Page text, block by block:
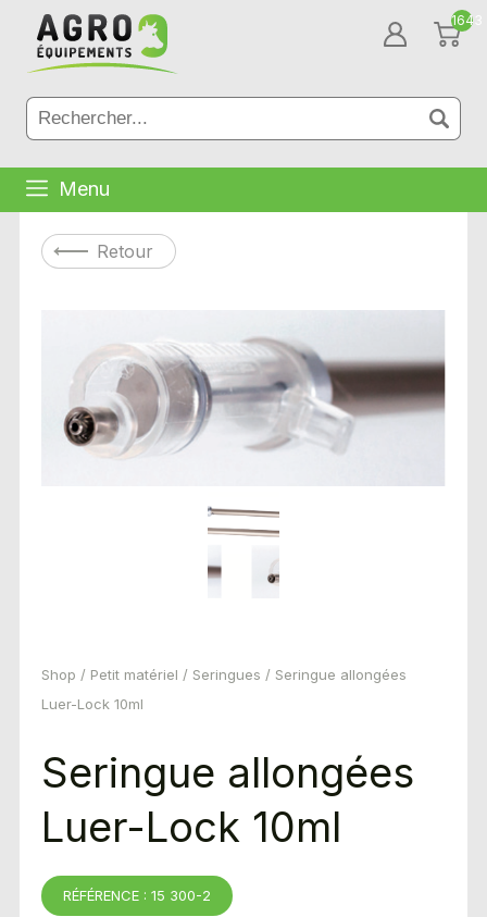
1643
Menu
Retour
Shop / Petit matériel / Seringues / Seringue allongées
Luer-Lock 10ml
Seringue allongées
Luer-Lock 10ml
RÉFÉRENCE : 15 300-2